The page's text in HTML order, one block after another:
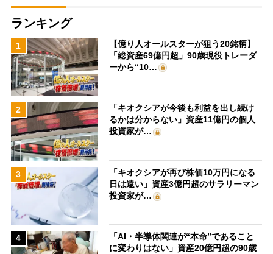
ランキング
1
【億り人オールスターが狙う20銘柄】
「総資産69億円超」90歳現役トレーダ
ーから“10…
2
「キオクシアが今後も利益を出し続け
るかは分からない」資産11億円の個人
投資家が…
3
「キオクシアが再び株価10万円になる
日は遠い」資産3億円超のサラリーマン
投資家が…
4
「AI・半導体関連が“本命”であること
に変わりはない」資産20億円超の90歳